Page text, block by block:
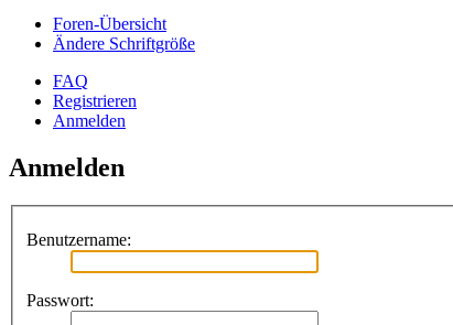
Foren-Übersicht
Ändere Schriftgröße
FAQ
Registrieren
Anmelden
Anmelden
Benutzername:
Passwort: